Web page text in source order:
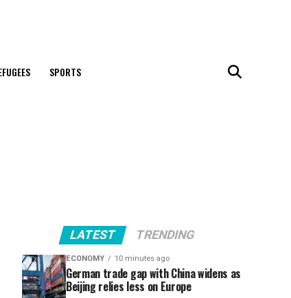
SPORTS
LATEST TRENDING
ECONOMY 10 minutes ago
German trade gap with China widens as
Beijing relies less on Europe